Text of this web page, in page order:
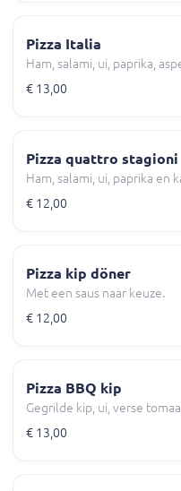
Pizza Italia
Ham, salami, ui, paprika,
€ 13,00
Pizza quattro stagioni
Ham, salami, ui, paprika en
€ 12,00
Pizza kip döner
Met een saus naar keuze.
€ 12,00
Pizza BBQ kip
Gegrilde kip, ui, verse
€ 13,00